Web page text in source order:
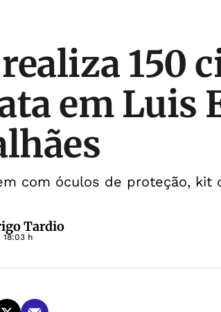
150
em Luis
com óculos de proteção,
Tardio
h